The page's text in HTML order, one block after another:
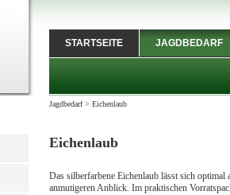
STARTSEITE JAGDBEDARF
Jagdbedarf> Eichenlaub
Eichenlaub
Das silberfarbene Eichenlaub lässt sich
anmutigeren Anblick. Im praktischen